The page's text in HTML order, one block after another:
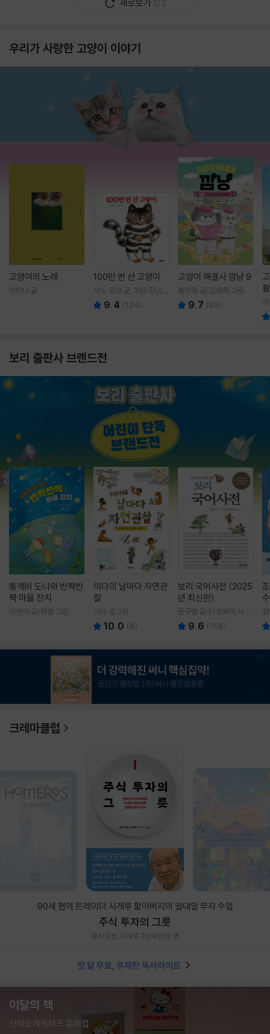
새로보기 1/3
우리가 사랑한 고양이 이야기
고양이의 노래
이미나 글
100만 번 산 고양이
사노 요코 글,그림/김난주
역 9.4 (124)
고양이 해결사 깜냥 9
홍민정 글/김재희 그림
9.7 (60)
보리 출판사 브랜드전
똥깨비 도니와 반짝반
짝 마을 잔치
이현아 글/핸짱 그림
이다의 날마다 자연관
찰
이다 글그림
10.0 (9)
보리 국어사전 (2025
년 최신판)
윤구병 감수/토박이 사전
편찬실 편
9.6 (158)
크레마클럽
90세 현역 트레이더 시게루 할아버지의 일대일 부자 수업
주식 투자의 그릇
후지모토 시게루 저/박선영 역
첫 달 무료, 무제한 독서라이프
이달의 책
산리오캐릭터즈 유리컵